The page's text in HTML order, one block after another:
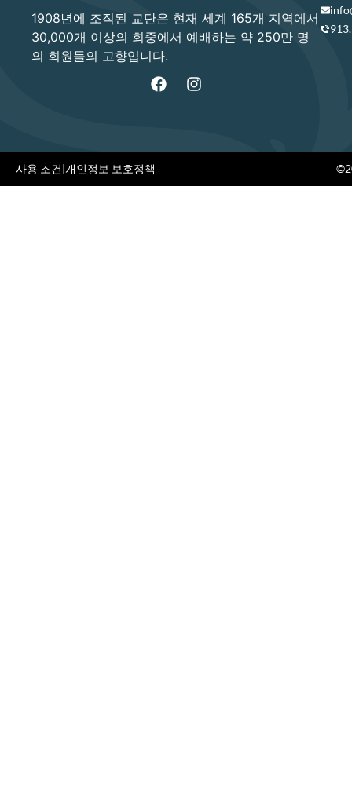
1908년에 조직된 교단은 현재 세계 165개 지역에서
30,000개 이상의 회중에서 예배하는 약 250만 명
의 회원들의 고향입니다.
사용 조건|개인정보 보호정책